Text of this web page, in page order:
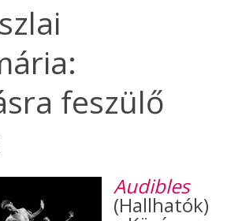
feszülő
Audibles
(Hallhatók)